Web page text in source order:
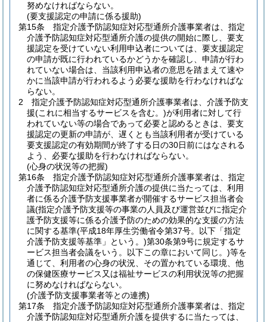
努めなければならない。
(要支援認定の申請に係る援助)
第15条
指定介護予防認知症対応型通所介護事業者は、指定
介護予防認知症対応型通所介護の提供の開始に際し、要支
援認定を受けていない利用申込者については、要支援認定
の申請が既に行われているかどうかを確認し、申請が行わ
れていない場合は、当該利用申込者の意思を踏まえて速や
かに当該申請が行われるよう必要な援助を行わなければな
らない。
2
指定介護予防認知症対応型通所介護事業者は、介護予防支
援(これに相当するサービスを含む。)が利用者に対して行
われていない等の場合であって必要と認めるときは、要支
援認定の更新の申請が、遅くとも当該利用者が受けている
要支援認定の有効期間が終了する日の30日前にはなされる
よう、必要な援助を行わなければならない。
(心身の状況等の把握)
第16条
指定介護予防認知症対応型通所介護事業者は、指定
介護予防認知症対応型通所介護の提供に当たっては、利用
者に係る介護予防支援事業者が開催するサービス担当者会
議(指定介護予防支援等の事業の人員及び運営並びに指定介
護予防支援等に係る介護予防のための効果的な支援の方法
に関する基準(平成18年厚生労働省令第37号。以下「指定
介護予防支援等基準」という。)第30条第9号に規定するサ
ービス担当者会議をいう。以下この章において同じ。)等を
通じて、利用者の心身の状況、その置かれている環境、他
の保健医療サービス又は福祉サービスの利用状況等の把握
に努めなければならない。
(介護予防支援事業者等との連携)
第17条
指定介護予防認知症対応型通所介護事業者は、指定
介護予防認知症対応型通所介護を提供するに当たっては、